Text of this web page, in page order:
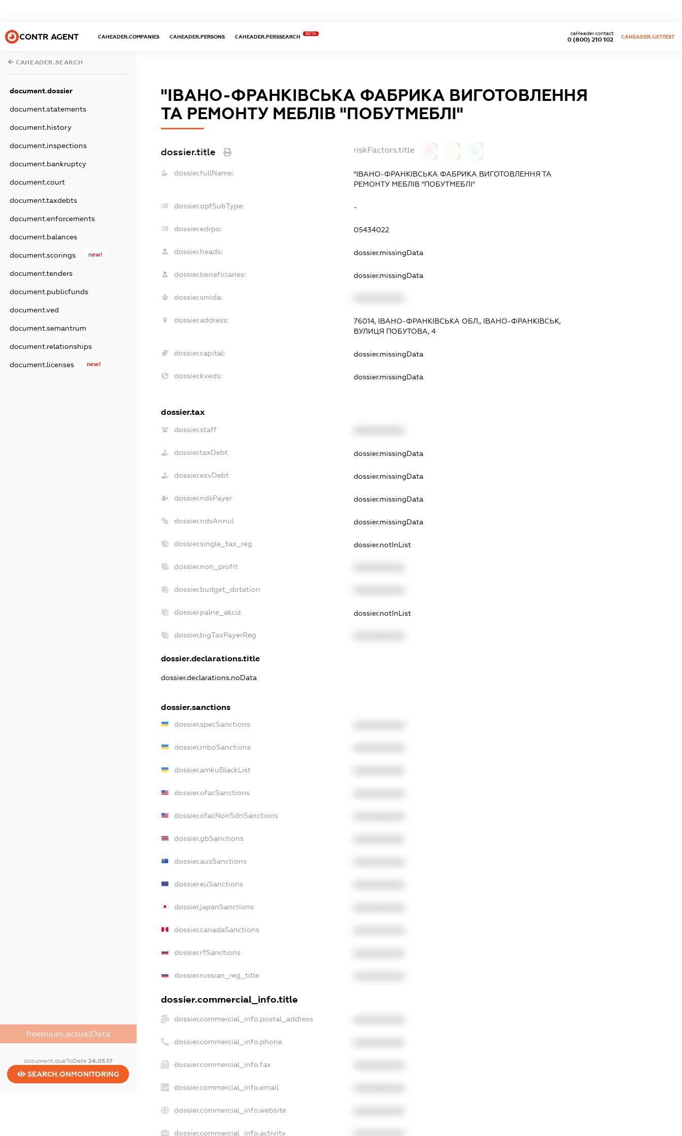
CONTR AGENT CAHEADER.COMPANIES CAHEADER.PERSONS CAHEADER.PERSSEARCH
BETA
0 (800) 210 102
caHeader.contact
CAHEADER.GETTEST
CAHEADER.SEARCH
document.dossier
document.statements
document.history
document.inspections
document.bankruptcy
document.court
document.taxdebts
document.enforcements
document.balances
document.scorings new!
document.tenders
document.publicfunds
document.ved
document.semantrum
document.relationships
document.licenses new!
freemium.actualData
document.dueToDate 24.03.17
SEARCH.ONMONITORING
"ІВАНО-ФРАНКІВСЬКА ФАБРИКА ВИГОТОВЛЕННЯ
ТА РЕМОНТУ МЕБЛІВ "ПОБУТМЕБЛІ"
dossier.title riskFactors.title
dossier.fullName:
"ІВАНО-ФРАНКІВСЬКА ФАБРИКА ВИГОТОВЛЕННЯ ТА
РЕМОНТУ МЕБЛІВ "ПОБУТМЕБЛІ"
dossier.opfSubType: -
dossier.edrpo: 05434022
dossier.heads: dossier.missingData
dossier.beneficiaries: dossier.missingData
dossier.smida:
dossier.address:
76014, ІВАНО-ФРАНКІВСЬКА ОБЛ., ІВАНО-ФРАНКІВСЬК,
ВУЛИЦЯ ПОБУТОВА, 4
dossier.capital: dossier.missingData
dossier.kveds: dossier.missingData
dossier.tax
dossier.staff
dossier.taxDebt dossier.missingData
dossier.esvDebt dossier.missingData
dossier.ndsPayer dossier.missingData
dossier.ndsAnnul dossier.missingData
dossier.single_tax_reg dossier.notInList
dossier.non_profit
dossier.budget_dotation
dossier.palne_akciz dossier.notInList
dossier.bigTaxPayerReg
dossier.declarations.title
dossier.declarations.noData
dossier.sanctions
dossier.specSanctions
dossier.rnboSanctions
dossier.amkuBlackList
dossier.ofacSanctions
dossier.ofacNonSdnSanctions
dossier.gbSanctions
dossier.ausSanctions
dossier.euSanctions
dossier.japanSanctions
dossier.canadaSanctions
dossier.rfSanctions
dossier.russian_reg_title
dossier.commercial_info.title
dossier.commercial_info.postal_address
dossier.commercial_info.phone
dossier.commercial_info.fax
dossier.commercial_info.email
dossier.commercial_info.website
dossier.commercial_info.activity